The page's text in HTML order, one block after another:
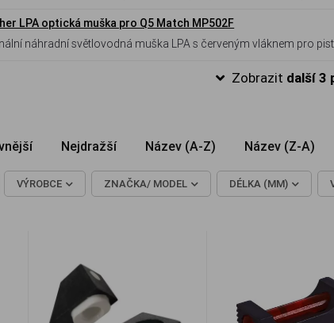
LPA optická muška pro Q5 Match MP502F
muška LPA s červeným vláknem pro pistole Walther Q5 Match . Kompatibilní s
Zobrazit další 3
Nejdražší Název (A-Z) Název (Z-A)
VÝROBCE ZNAČKA/ MODEL DÉLKA (MM)